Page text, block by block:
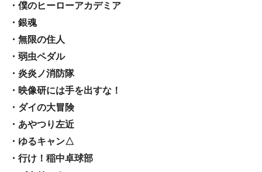
・僕のヒーローアカデミア
・銀魂
・無限の住人
・弱虫ペダル
・炎炎ノ消防隊
・映像研には手を出すな！
・ダイの大冒険
・あやつり左近
・ゆるキャン△
・行け！稲中卓球部